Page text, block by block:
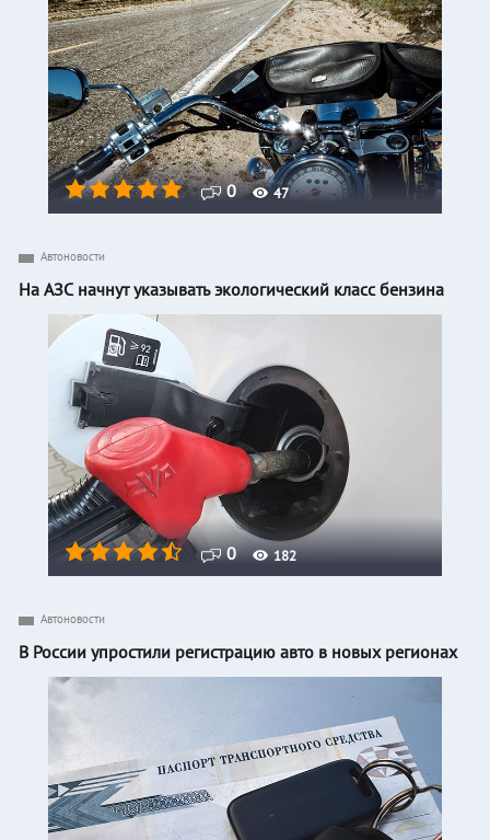
0 47
0 182
Автоновости
На АЗС начнут указывать экологический класс бензина
Автоновости
В России упростили регистрацию авто в новых регионах